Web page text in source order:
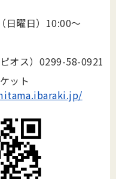
日曜日）10:00～
オス）0299-58-0921
ット